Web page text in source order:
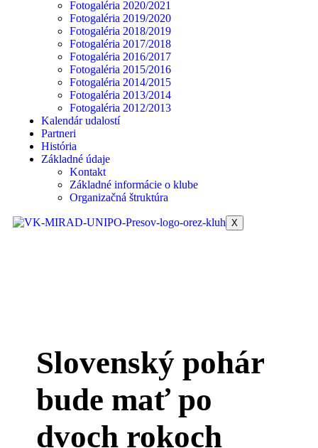
Fotogaléria 2020/2021
Fotogaléria 2019/2020
Fotogaléria 2018/2019
Fotogaléria 2017/2018
Fotogaléria 2016/2017
Fotogaléria 2015/2016
Fotogaléria 2014/2015
Fotogaléria 2013/2014
Fotogaléria 2012/2013
Kalendár udalostí
Partneri
História
Základné údaje
Kontakt
Základné informácie o klube
Organizačná štruktúra
X
Slovenský pohár
bude mať po
dvoch rokoch